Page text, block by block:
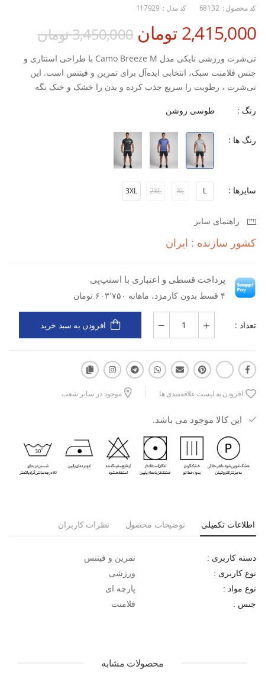
کد محصول : 68132 کد مدل : 117929
2,415,000 تومان 3,450,000 تومان
تی‌شرت ورزشی نایکی مدل Camo Breeze M با طراحی استتاری و
جنس فلامنت سبک، انتخابی ایده‌آل برای تمرین و فیتنس است. این
تی‌شرت ، رطوبت را سریع جذب کرده و بدن را خشک و خنک نگه
آزادی حرکت بالا و تهویه مناسب. یک انتخاب حرفه‌ای برای ورزشکارانی
که راحتی و استایل را هم‌زمان می‌خواهند.
-مناسب برای تمرین و فیتنس
-سبک، بادوام و سریع‌خشک
طراحی مدرن و اسپرت
آزادی حرکت بالا برای انجام انواع حرکات ورزشی
این تی‌شرت مردانه نایکی، انتخابی هوشمندانه برای کسانی است که
به‌دنبال پوشاک ورزشی با کیفیت بالا و طراحی خاص هستند
رنگ : طوسی روشن
رنگ ها :
سایزها : L
XL
2XL
3XL
راهنمای سایز
کشور سازنده : ایران
پرداخت قسطی و اعتباری با اسنپ‌پی
۴ قسط بدون کارمزد، ماهانه ۶۰۳٬۷۵۰ تومان
تعداد : افزودن به سبد خرید
افزودن به لیست علاقه‌مندی ها موجود در سایر شعب
این کالا موجود می باشد.
اطلاعات تکمیلی توضیحات محصول نظرات کاربران
دسته کاربری : تمرین و فیتنس
نوع کاربری : ورزشی
نوع مواد : پارچه ای
جنس : فلامنت
محصولات مشابه